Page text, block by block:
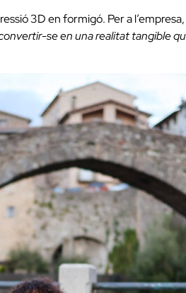
3D en formigó. Per a
se en una realitat tangible